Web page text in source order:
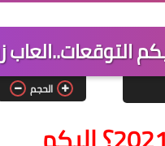
الحجم